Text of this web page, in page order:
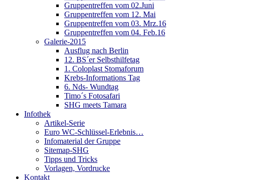
Gruppentreffen vom 02.Juni
Gruppentreffen vom 12. Mai
Gruppentreffen vom 03. Mrz.16
Gruppentreffen vom 04. Feb.16
Galerie-2015
Ausflug nach Berlin
12. BS´er Selbsthilfetag
1. Coloplast Stomaforum
Krebs-Informations Tag
6. Nds- Wundtag
Timo´s Fotosafari
SHG meets Tamara
Infothek
Artikel-Serie
Euro WC-Schlüssel-Erlebnis…
Infomaterial der Gruppe
Sitemap-SHG
Tipps und Tricks
Vorlagen, Vordrucke
Kontakt